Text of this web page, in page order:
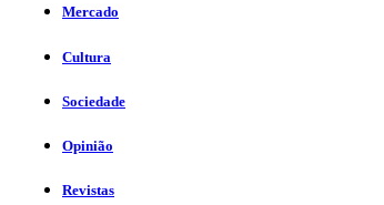
Mercado
Cultura
Sociedade
Opinião
Revistas